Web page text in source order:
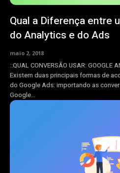
Qual a Diferença entre
do Analytics e do Ads
maio 2, 2018
::QUAL CONVERSÃO USAR: GOOGLE
Existem duas principais formas de
do Google Ads: importando as
Google...